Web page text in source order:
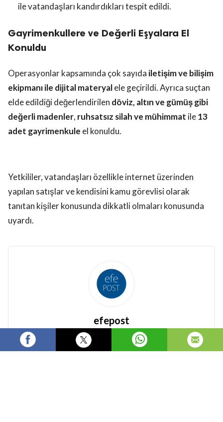
ile vatandaşları kandırdıkları tespit edildi.
Gayrimenkullere ve Değerli Eşyalara El
Konuldu
Operasyonlar kapsamında çok sayıda iletişim ve bilişim
ekipmanı ile dijital materyalele geçirildi. Ayrıca suçtan
elde edildiği değerlendirilen döviz, altın ve gümüş gibi
değerli madenler, ruhsatsız silah ve mühimmat ile13
adet gayrimenkule el konuldu.
Yetkililer, vatandaşları özellikle internet üzerinden
yapılan satışlar ve kendisini kamu görevlisi olarak
tanıtan kişiler konusunda dikkatli olmaları konusunda
uyardı.
efepost